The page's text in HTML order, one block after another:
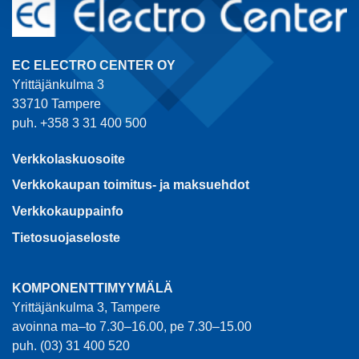
EC ELECTRO CENTER OY
Yrittäjänkulma 3
33710 Tampere
puh. +358 3 31 400 500
Verkkolaskuosoite
Verkkokaupan toimitus- ja maksuehdot
Verkkokauppainfo
Tietosuojaseloste
KOMPONENTTIMYYMÄLÄ
Yrittäjänkulma 3, Tampere
avoinna ma–to 7.30–16.00, pe 7.30–15.00
puh. (03) 31 400 520